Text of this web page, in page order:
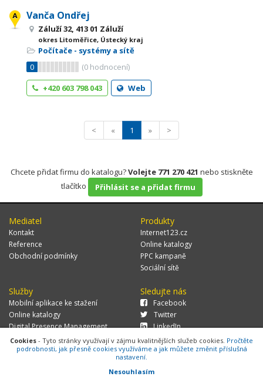
Vanča Ondřej
Záluží 32, 413 01 Záluží
okres Litoměřice, Ústecký kraj
Počítače - systémy a sítě
0
(0 hodnocení)
+420 603 798 043
Web
< « 1 » >
Chcete přidat firmu do katalogu?Volejte 771 270 421 nebo stiskněte
tlačítko
Přihlásit se a přidat firmu
Mediatel
Kontakt
Reference
Obchodní podmínky
Produkty
Internet123.cz
Online katalogy
PPC kampaně
Sociální sítě
Služby
Mobilní aplikace ke stažení
Online katalogy
Digital Presence Management
Více zákazníků
Sledujte nás
Facebook
Twitter
LinkedIn
© 2026 MEDIATEL CZ, s.r.o.,Za Potokem 46/4, 106 00 Praha 10, tel.:
Cookies - Tyto stránky využívají v zájmu kvalitnějších služeb cookies. Pročtěte
podrobnosti, jak přesně cookies využíváme a jak můžete změnit příslušná
nastavení.
Nesouhlasím